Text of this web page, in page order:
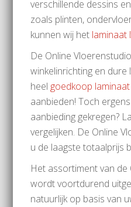
verschillende dessins
zoals plinten,
kunnen wij het laminaat
De Online
winkelinrichting en
heel goedkoop laminaat
aanbieden! Toch
aanbieding gekregen?
vergelijken. De Online
u de laagste totaalprijs
Het assortiment van
wordt voortdurend
natuurlijk op basis van